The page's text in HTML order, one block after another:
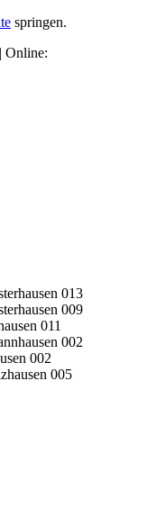
springen.
| Online: